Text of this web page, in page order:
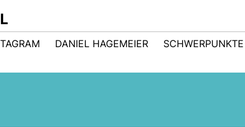
DANIEL HAGEMEIER
SCHWERPUNKTE